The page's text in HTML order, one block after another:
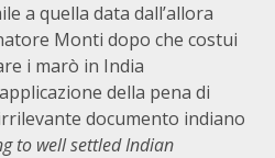
a quella data dall’allora
Monti dopo che costui
i marò in India
della pena di
documento indiano
to well settled Indian